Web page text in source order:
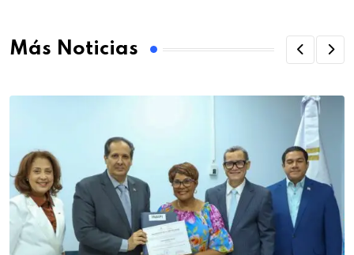
Más Noticias